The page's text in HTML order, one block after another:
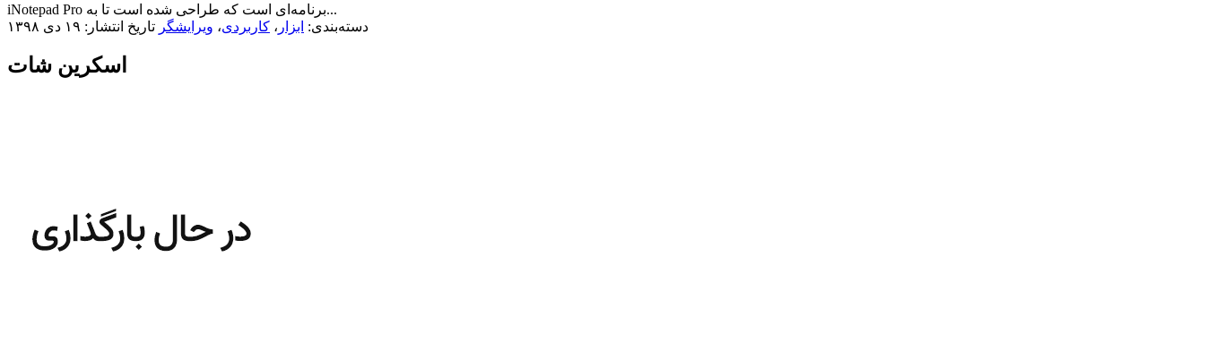
iNotepad Pro برنامه‌ای است که طراحی شده است تا به...
دسته‌بندی: ابزار ، کاربردی، ویرایشگر تاریخ انتشار: ۱۹ دی ۱۳۹۸
اسکرین شات